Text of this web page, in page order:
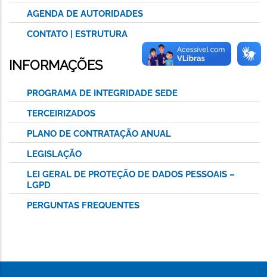
AGENDA DE AUTORIDADES
CONTATO | ESTRUTURA
INFORMAÇÕES
PROGRAMA DE INTEGRIDADE SEDE
TERCEIRIZADOS
PLANO DE CONTRATAÇÃO ANUAL
LEGISLAÇÃO
LEI GERAL DE PROTEÇÃO DE DADOS PESSOAIS –
LGPD
PERGUNTAS FREQUENTES